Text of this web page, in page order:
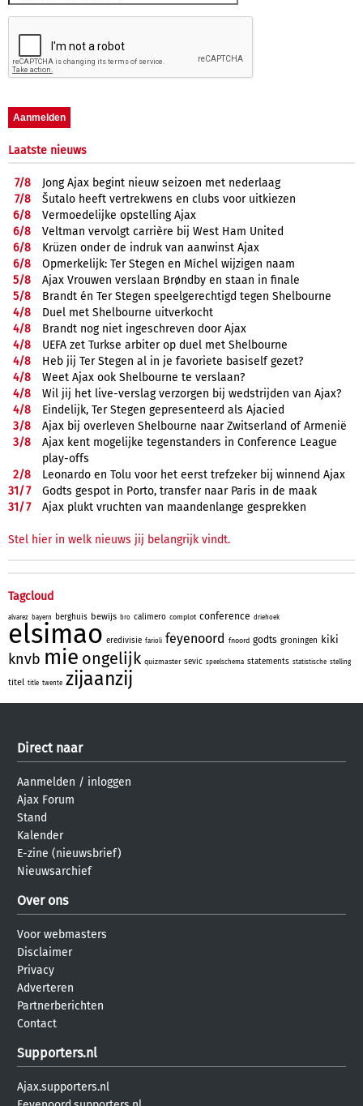
Laatste nieuws
7/8
Jong Ajax begint nieuw seizoen met nederlaag
7/8
Šutalo heeft vertrekwens en clubs voor uitkiezen
6/8
Vermoedelijke opstelling Ajax
6/8
Veltman vervolgt carrière bij West Ham United
6/8
Krüzen onder de indruk van aanwinst Ajax
6/8
Opmerkelijk: Ter Stegen en Míchel wijzigen naam
5/8
Ajax Vrouwen verslaan Brøndby en staan in finale
5/8
Brandt én Ter Stegen speelgerechtigd tegen Shelbourne
4/8
Duel met Shelbourne uitverkocht
4/8
Brandt nog niet ingeschreven door Ajax
4/8
UEFA zet Turkse arbiter op duel met Shelbourne
4/8
Heb jij Ter Stegen al in je favoriete basiself gezet?
4/8
Weet Ajax ook Shelbourne te verslaan?
4/8
Wil jij het live-verslag verzorgen bij wedstrijden van Ajax?
4/8
Eindelijk, Ter Stegen gepresenteerd als Ajacied
3/8
Ajax bij overleven Shelbourne naar Zwitserland of Armenië
3/8
Ajax kent mogelijke tegenstanders in Conference League
play-offs
2/8
Leonardo en Tolu voor het eerst trefzeker bij winnend Ajax
31/7
Godts gespot in Porto, transfer naar Paris in de maak
31/7 Ajax plukt vruchten van maandenlange gesprekken
Stel hier in welk nieuws jij belangrijk vindt.
Tagcloud
alvarez bayern berghuis bewijs bro calimero complot conference driehoek
elsimao eredivisie farioli feyenoord fnoord godts groningen kiki
knvb mie ongelijk quizmaster sevic speelschema statements statistische stelling
titel title twente zijaanzij
Direct naar
Aanmelden / inloggen
Ajax Forum
Stand
Kalender
E-zine (nieuwsbrief)
Nieuwsarchief
Over ons
Voor webmasters
Disclaimer
Privacy
Adverteren
Partnerberichten
Contact
Supporters.nl
Ajax.supporters.nl